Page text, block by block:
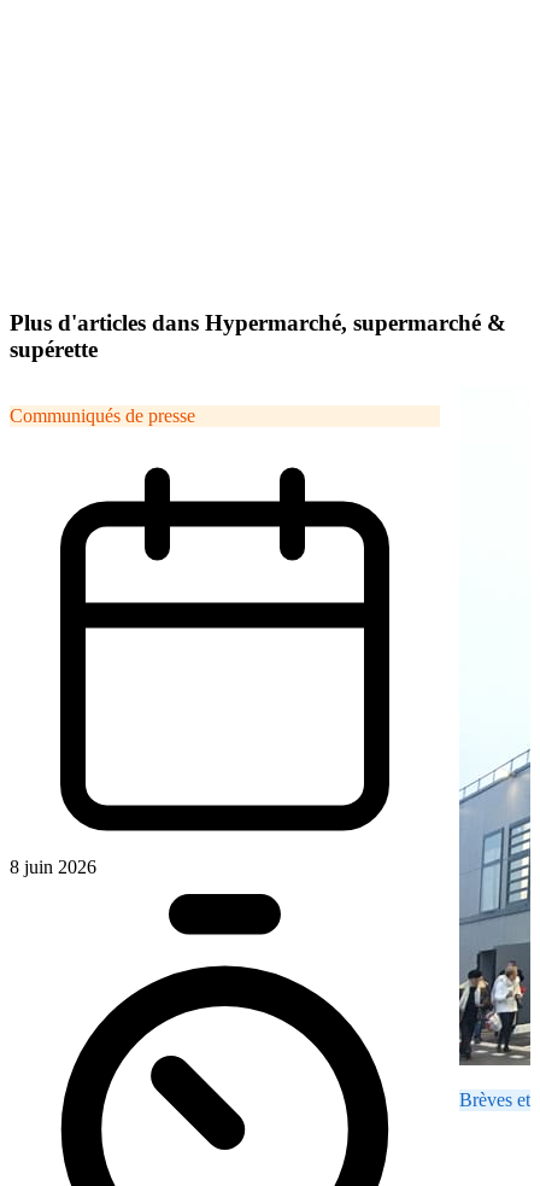
Plus d'articles dans Hypermarché, supermarché &
supérette
Communiqués de presse
8 juin 2026
Brèves et